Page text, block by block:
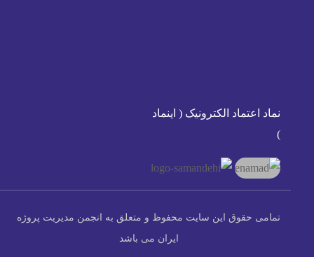
نماد اعتماد الکترونیک ( اینماد
تمامی حقوق این سایت محفوظ و متعلق به انجمن مدیریت پروژه
ایران می باشد